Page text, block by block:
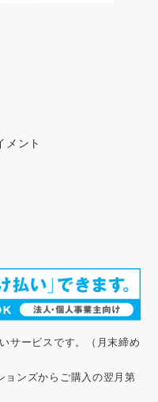
メント
サービスです。（月末締め
ョンズからご購入の翌月第